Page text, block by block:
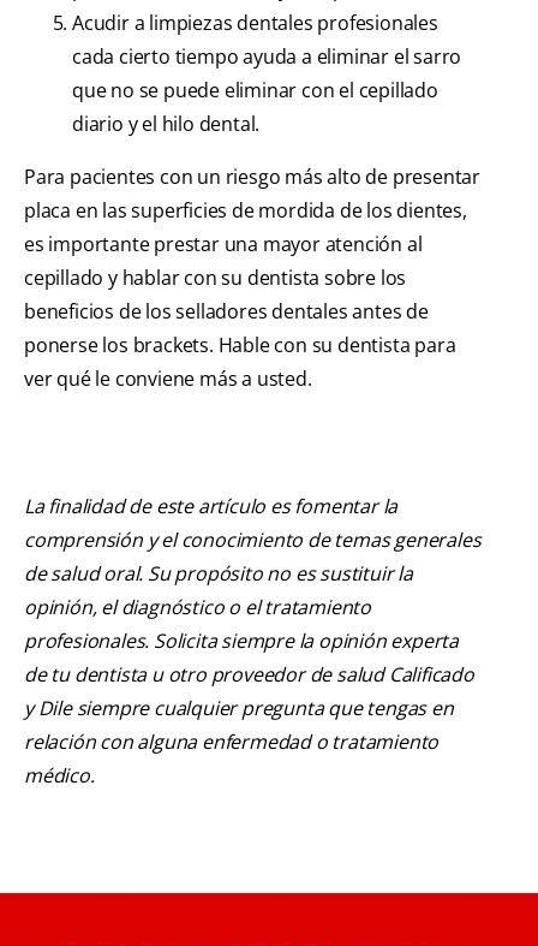
Acudir a limpiezas dentales profesionales
cada cierto tiempo ayuda a eliminar el sarro
que no se puede eliminar con el cepillado
diario y el hilo dental.
Para pacientes con un riesgo más alto de presentar
placa en las superficies de mordida de los dientes,
es importante prestar una mayor atención al
cepillado y hablar con su dentista sobre los
beneficios de los selladores dentales antes de
ponerse los brackets. Hable con su dentista para
ver qué le conviene más a usted.
La finalidad de este artículo es fomentar la
comprensión y el conocimiento de temas generales
de salud oral. Su propósito no es sustituir la
opinión, el diagnóstico o el tratamiento
profesionales. Solicita siempre la opinión experta
de tu dentista u otro proveedor de salud Calificado
y Dile siempre cualquier pregunta que tengas en
relación con alguna enfermedad o tratamiento
médico.